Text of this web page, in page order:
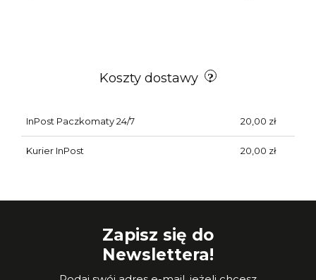
Koszty dostawy
InPost Paczkomaty 24/7 20,00 zł
Kurier InPost 20,00 zł
Zapisz się do
Newslettera!